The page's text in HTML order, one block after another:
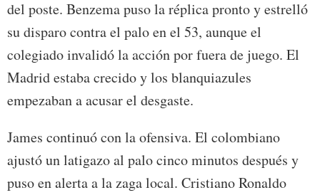
del poste. Benzema puso la réplica pronto y estrelló
su disparo contra el palo en el 53, aunque el
colegiado invalidó la acción por fuera de juego. El
Madrid estaba crecido y los blanquiazules
empezaban a acusar el desgaste.
James continuó con la ofensiva. El colombiano
ajustó un latigazo al palo cinco minutos después y
puso en alerta a la zaga local. Cristiano Ronaldo